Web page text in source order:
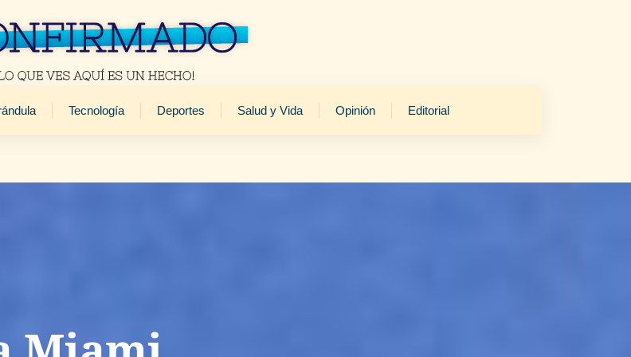
Tecnología Deportes Salud y Vida Opinión Editorial